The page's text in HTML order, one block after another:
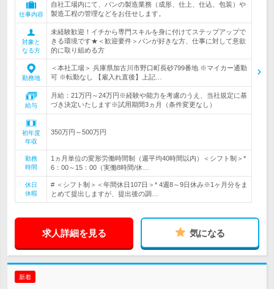
仕事内容
自社工場内にて、パンの製造業務（成形、仕上、仕込、包装）や
製造工程の管理などをお任せします。
対象と
なる方
未経験歓迎！イチから専門スキルを身に付けてステップアップで
きる環境です★＜歓迎要件＞パンが好きな方、仕事に対して意欲
的に取り組める方
勤務地
＜本社工場＞ 兵庫県加古川市野口町長砂799番地 ※マイカー通勤
可 ※転勤なし 【雇入れ直後】上記…
給与
月給：21万円～24万円※経験や能力を考慮のうえ、当社規定に基
づき決定いたします※試用期間3ヵ月（条件変更なし）
初年度
年収
350万円～500万円
勤務
時間
1ヵ月単位の変形労働時間制（週平均40時間以内）＜シフト制＞*
6：00～15：00（実働8時間/休…
休日
休暇
# ＜シフト制＞＜年間休日107日＞* 4週8～9日休み※1ヶ月分をま
とめて提出しますが、提出後の調…
求人詳細を見る 気になる
新着